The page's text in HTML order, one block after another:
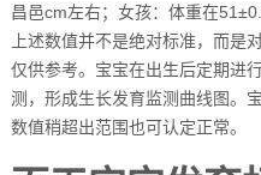
昌邑cm左右；女孩：体重在
上述数值并不是绝对标准，而是
仅供参考。宝宝在出生后定期进
测，形成生长发育监测曲线图。
数值稍超出范围也可认定正常。